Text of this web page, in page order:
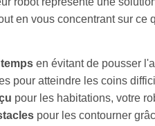
en vous concentrant sur ce
en évitant de pousser
pour atteindre les coins
pour les habitations, votre
pour les contourner